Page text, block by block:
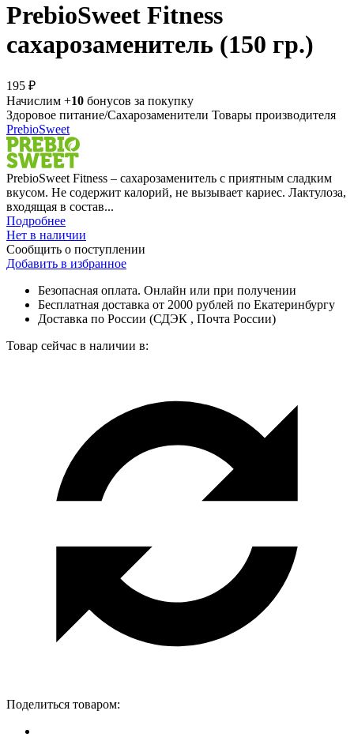
PrebioSweet Fitness
сахарозаменитель (150 гр.)
195 ₽
Начислим +10 бонусов за покупку
Здоровое питание/Сахарозаменители Товары производителя
PrebioSweet
PrebioSweet Fitness – сахарозаменитель с приятным сладким
вкусом. Не содержит калорий, не вызывает кариес. Лактулоза,
входящая в состав...
Подробнее
Нет в наличии
Сообщить о поступлении
Добавить в избранное
Безопасная оплата. Онлайн или при получении
Бесплатная доставка от 2000 рублей по Екатеринбургу
Доставка по России (СДЭК , Почта России)
Товар сейчас в наличии в:
Поделиться товаром: